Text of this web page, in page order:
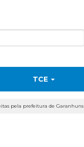
TCE
pela prefeitura de Garanhuns